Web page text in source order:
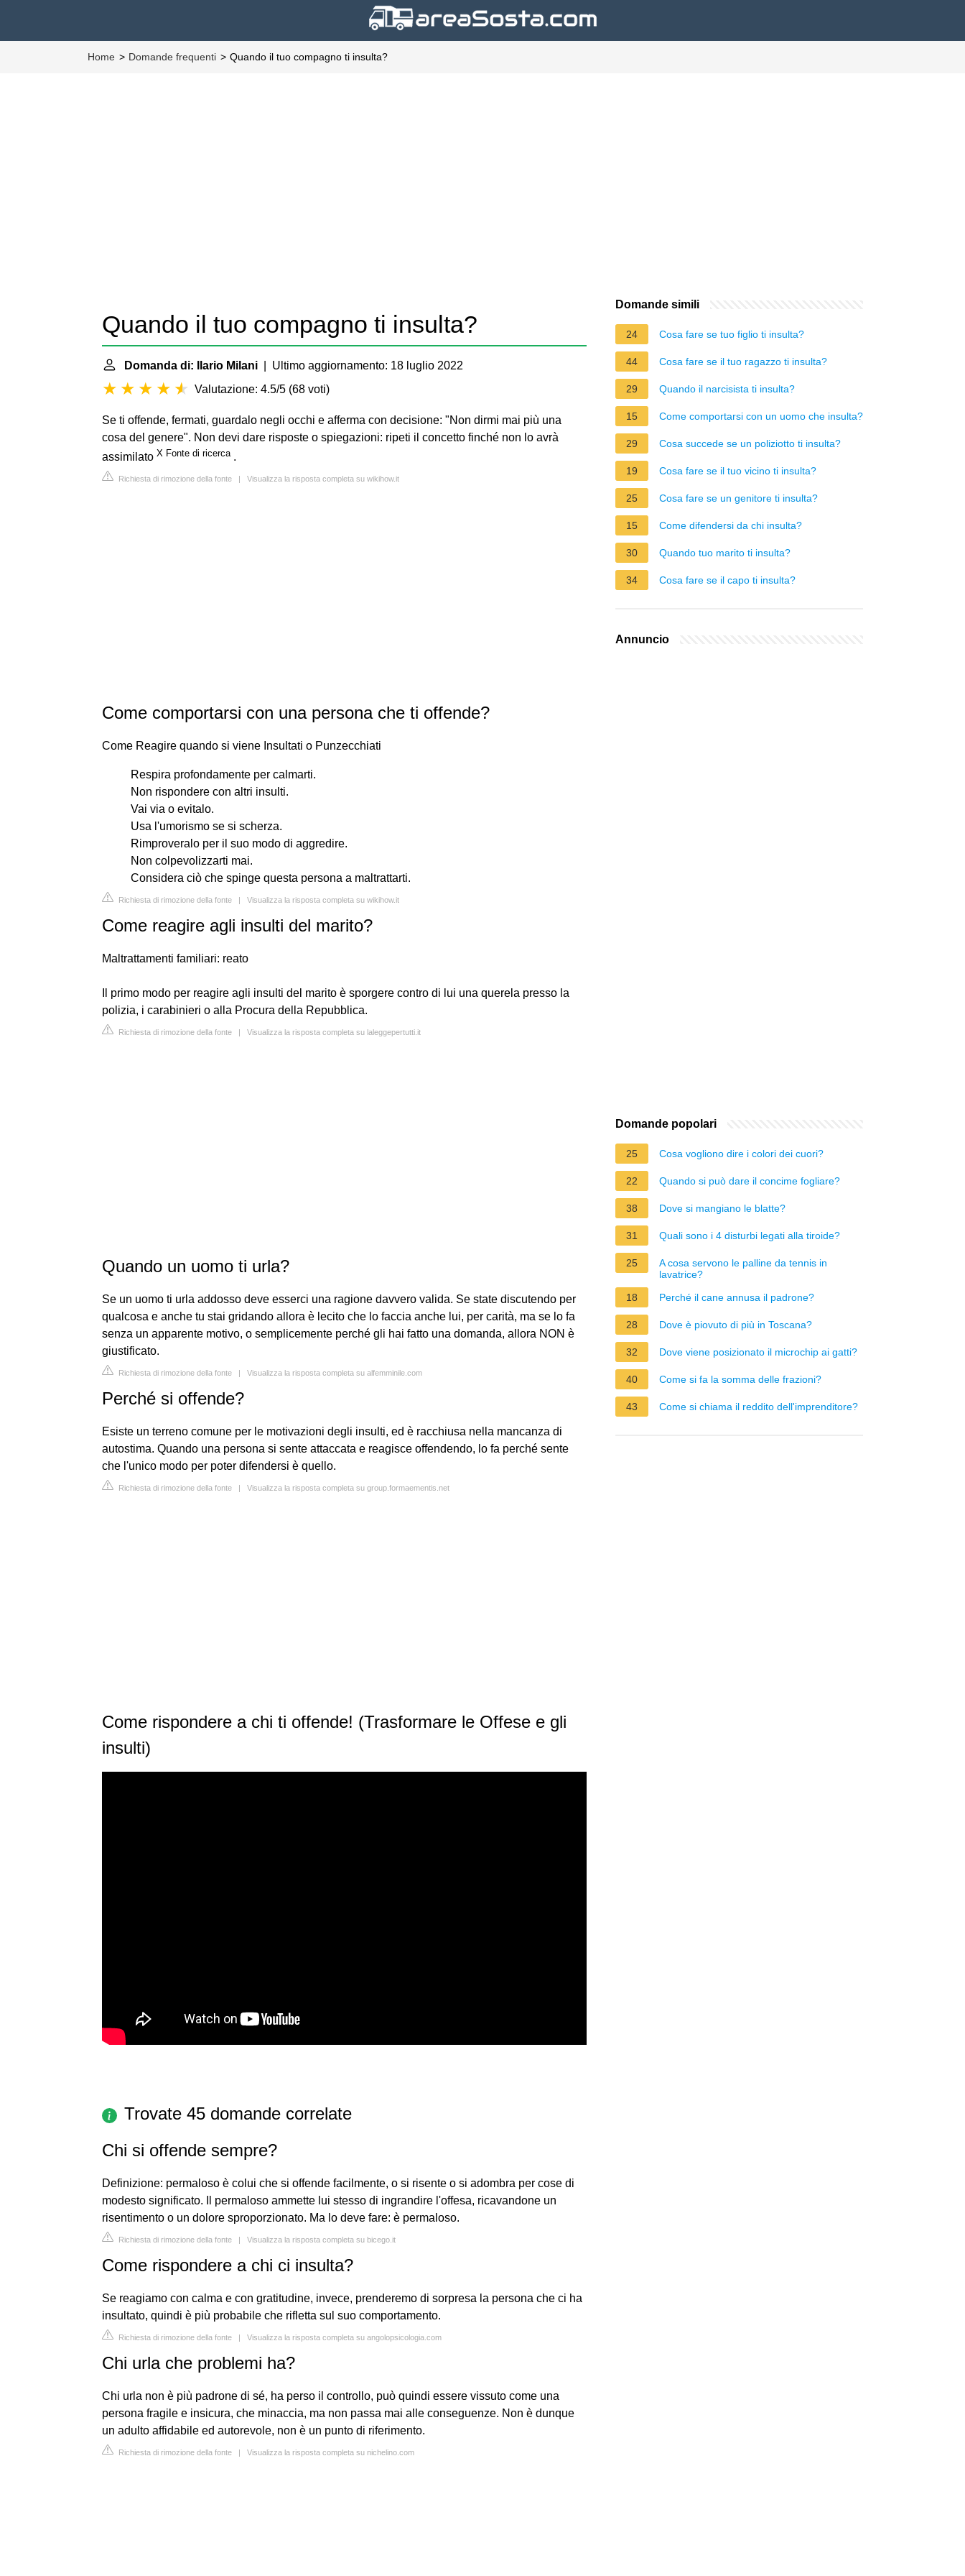
Home Domande frequenti Quando il tuo compagno ti insulta?
Quando il tuo compagno ti insulta?
Domanda di: Ilario Milani | Ultimo aggiornamento: 18 luglio 2022
Valutazione: 4.5/5 (68 voti)
Se ti offende, fermati, guardalo negli occhi e afferma con decisione: "Non dirmi mai più una
cosa del genere". Non devi dare risposte o spiegazioni: ripeti il concetto finché non lo avrà
assimilato X Fonte di ricerca.
Richiesta di rimozione della fonte Visualizza la risposta completa su wikihow.it
Come comportarsi con una persona che ti offende?
Come Reagire quando si viene Insultati o Punzecchiati
Respira profondamente per calmarti.
Non rispondere con altri insulti.
Vai via o evitalo.
Usa l'umorismo se si scherza.
Rimproveralo per il suo modo di aggredire.
Non colpevolizzarti mai.
Considera ciò che spinge questa persona a maltrattarti.
Richiesta di rimozione della fonte Visualizza la risposta completa su wikihow.it
Come reagire agli insulti del marito?
Maltrattamenti familiari: reato
Il primo modo per reagire agli insulti del marito è sporgere contro di lui una querela presso la
polizia, i carabinieri o alla Procura della Repubblica.
Richiesta di rimozione della fonte Visualizza la risposta completa su laleggepertutti.it
Quando un uomo ti urla?
Se un uomo ti urla addosso deve esserci una ragione davvero valida. Se state discutendo per
qualcosa e anche tu stai gridando allora è lecito che lo faccia anche lui, per carità, ma se lo fa
senza un apparente motivo, o semplicemente perché gli hai fatto una domanda, allora NON è
giustificato.
Richiesta di rimozione della fonte Visualizza la risposta completa su alfemminile.com
Perché si offende?
Esiste un terreno comune per le motivazioni degli insulti, ed è racchiusa nella mancanza di
autostima. Quando una persona si sente attaccata e reagisce offendendo, lo fa perché sente
che l'unico modo per poter difendersi è quello.
Richiesta di rimozione della fonte Visualizza la risposta completa su group.formaementis.net
Come rispondere a chi ti offende! (Trasformare le Offese e gli
insulti)
Trovate 45 domande correlate
Chi si offende sempre?
Definizione: permaloso è colui che si offende facilmente, o si risente o si adombra per cose di
modesto significato. Il permaloso ammette lui stesso di ingrandire l'offesa, ricavandone un
risentimento o un dolore sproporzionato. Ma lo deve fare: è permaloso.
Richiesta di rimozione della fonte | Visualizza la risposta completa su bicego.it
Come rispondere a chi ci insulta?
Se reagiamo con calma e con gratitudine, invece, prenderemo di sorpresa la persona che ci ha
insultato, quindi è più probabile che rifletta sul suo comportamento.
Richiesta di rimozione della fonte | Visualizza la risposta completa su angolopsicologia.com
Chi urla che problemi ha?
Chi urla non è più padrone di sé, ha perso il controllo, può quindi essere vissuto come una
persona fragile e insicura, che minaccia, ma non passa mai alle conseguenze. Non è dunque
un adulto affidabile ed autorevole, non è un punto di riferimento.
Richiesta di rimozione della fonte | Visualizza la risposta completa su nichelino.com
Domande simili
24 Cosa fare se tuo figlio ti insulta?
44 Cosa fare se il tuo ragazzo ti insulta?
29 Quando il narcisista ti insulta?
15 Come comportarsi con un uomo che insulta?
29 Cosa succede se un poliziotto ti insulta?
19 Cosa fare se il tuo vicino ti insulta?
25 Cosa fare se un genitore ti insulta?
15 Come difendersi da chi insulta?
30 Quando tuo marito ti insulta?
34 Cosa fare se il capo ti insulta?
Annuncio
Domande popolari
25 Cosa vogliono dire i colori dei cuori?
22 Quando si può dare il concime fogliare?
38 Dove si mangiano le blatte?
31 Quali sono i 4 disturbi legati alla tiroide?
25
A cosa servono le palline da tennis in
lavatrice?
18
Perché il cane annusa il padrone?
28 Dove è piovuto di più in Toscana?
32 Dove viene posizionato il microchip ai gatti?
40 Come si fa la somma delle frazioni?
43 Come si chiama il reddito dell'imprenditore?